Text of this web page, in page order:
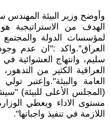
وأوضح وزير البيئة المهندس
الهدف من الاستراتيجية
لمؤسسات الدولة
العراق".واكد :"ان عدم
سليم، وانتهاج العشوائية في
العراقية الكثير من
العامة والبيئة".وإعتبر
(المجلس الأعلى للبيئة)
مستوى الاداء ويعطي الوزارة
اللازمة في تنفيذ واجباتها".